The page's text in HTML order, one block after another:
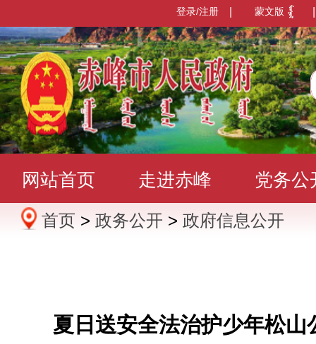
蒙文版
登录/注册
网站首页 走进赤峰 党务公
办事服务 政民互动 数据发
首页 > 政务公开 > 政府信息公开
夏日送安全法治护少年松山